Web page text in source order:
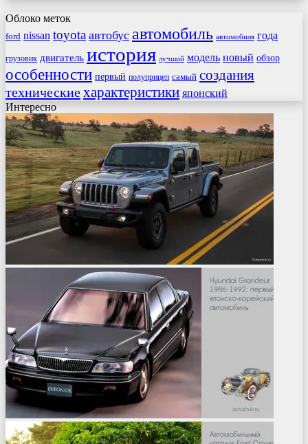
Облоко меток
ford nissan toyota автобус автомобиль автомобиля года
грузовик двигатель история лучший модель новый обзор
особенности первый полуприцеп самый создания
техническиехарактеристики японский
Интересно